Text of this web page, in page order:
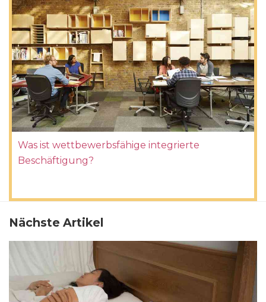
Was ist wettbewerbsfähige integrierte
Beschäftigung?
Nächste Artikel